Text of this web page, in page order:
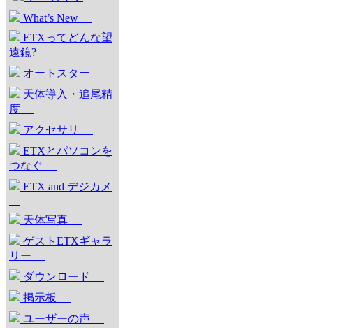
What’s New
ETXってどんな望
遠鏡?
オートスター
天体導入・追尾精
度
アクセサリ
ETXとパソコンを
つなぐ
ETX and デジカメ
天体写真
ゲストETXギャラ
リー
ダウンロード
掲示板
ユーザーの声